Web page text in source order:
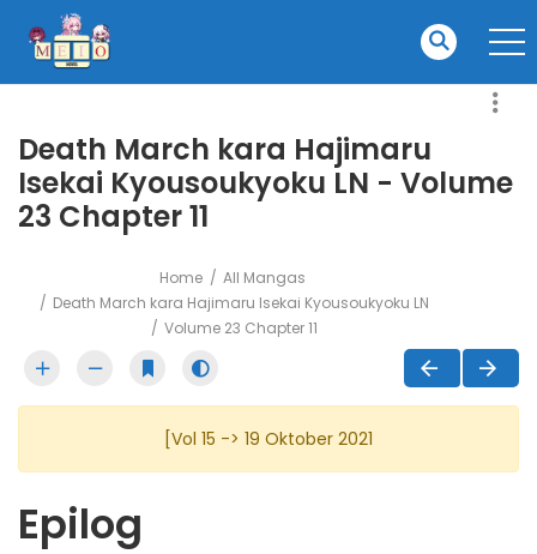
Death March kara Hajimaru
Isekai Kyousoukyoku LN - Volume
23 Chapter 11
Home
All Mangas
Death March kara Hajimaru Isekai Kyousoukyoku LN
Volume 23 Chapter 11
[Vol 15 -> 19 Oktober 2021
Epilog